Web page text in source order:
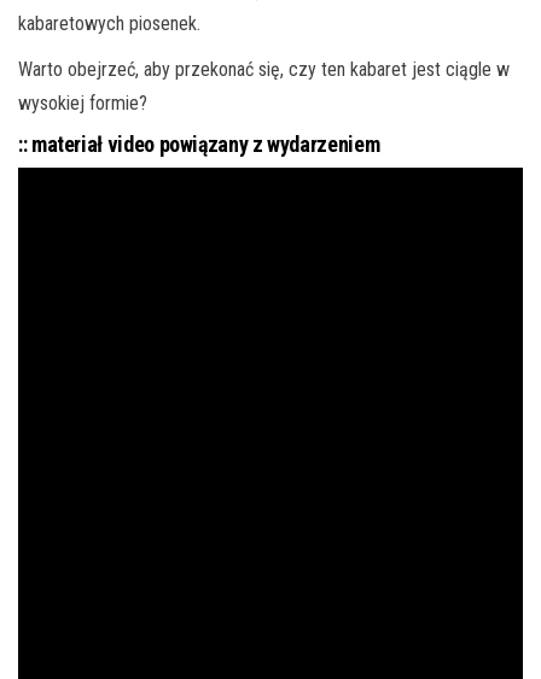
kabaretowych piosenek.
Warto obejrzeć, aby przekonać się, czy ten kabaret jest ciągle w
wysokiej formie?
:: materiał video powiązany z wydarzeniem